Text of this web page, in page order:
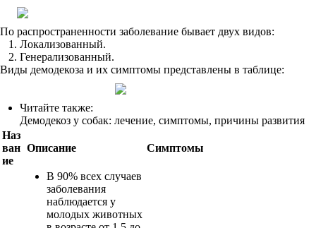
По распространенности заболевание бывает двух видов:
Локализованный.
Генерализованный.
Виды демодекоза и их симптомы представлены в таблице:
Читайте также:
Демодекоз у собак: лечение, симптомы, причины развития
Наз
ван
ие
Описание Симптомы
В 90% всех случаев
заболевания
наблюдается у
молодых животных